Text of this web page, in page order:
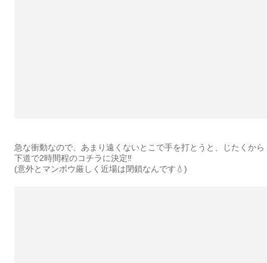
急な衝動なので、あまり遠くないとこで手を打とうと、じたくから
下道で2時間程のコチラに決定‼️
(意外とマンボウ厳しく近場は閉鎖なんです💧)